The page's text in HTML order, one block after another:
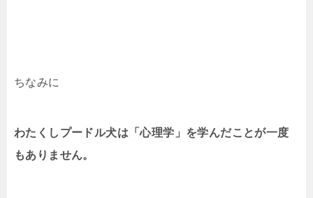
ちなみに
わたくしプードル犬は「心理学」を学んだことが一度
もありません。